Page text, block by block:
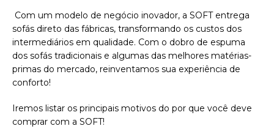
Com um modelo de negócio inovador, a SOFT entrega
sofás direto das fábricas, transformando os custos dos
intermediários em qualidade. Com o dobro de espuma
dos sofás tradicionais e algumas das melhores matérias-
primas do mercado, reinventamos sua experiência de
conforto!
Iremos listar os principais motivos do por que você deve
comprar com a SOFT!